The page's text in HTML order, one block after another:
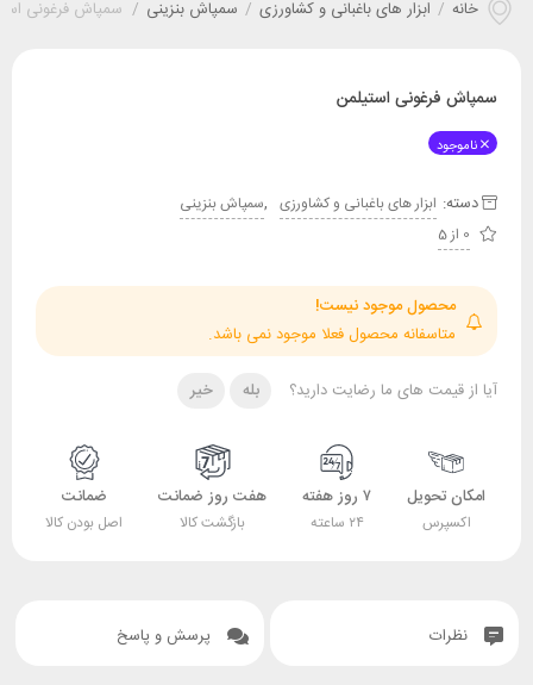
خانه / ابزار های باغبانی و کشاورزی / سمپاش بنزینی / سمپاش فرغونی
سمپاش فرغونی استیلمن
ناموجود
دسته: ابزار های باغبانی و کشاورزی ,سمپاش بنزینی
0 از 5
محصول موجود نیست!
متاسفانه محصول فعلا موجود نمی باشد.
آیا از قیمت های ما رضایت دارید؟ بله خیر
امکان تحویل
اکسپرس
۷ روز هفته
۲۴ ساعته
هفت روز ضمانت
بازگشت کالا
ضمانت
اصل بودن کالا
نظرات پرسش و پاسخ